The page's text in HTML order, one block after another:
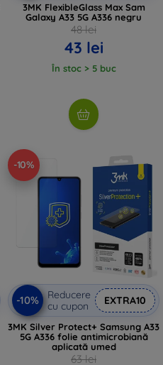
3MK FlexibleGlass Max Sam
Galaxy A33 5G A336 negru
48 lei
43 lei
În stoc > 5 buc
-10%
-10%
Reducere
cu cupon
EXTRA10
3MK Silver Protect+ Samsung A33
5G A336 folie antimicrobiană
aplicată umed
63 lei